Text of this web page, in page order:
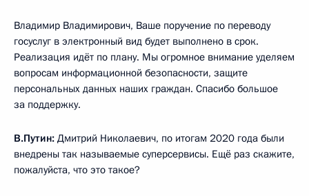
Владимир Владимирович, Ваше поручение по переводу
госуслуг в электронный вид будет выполнено в срок.
Реализация идёт по плану. Мы огромное внимание уделяем
вопросам информационной безопасности, защите
персональных данных наших граждан. Спасибо большое
за поддержку.
В.Путин: Дмитрий Николаевич, по итогам 2020 года были
внедрены так называемые суперсервисы. Ещё раз скажите,
пожалуйста, что это такое?